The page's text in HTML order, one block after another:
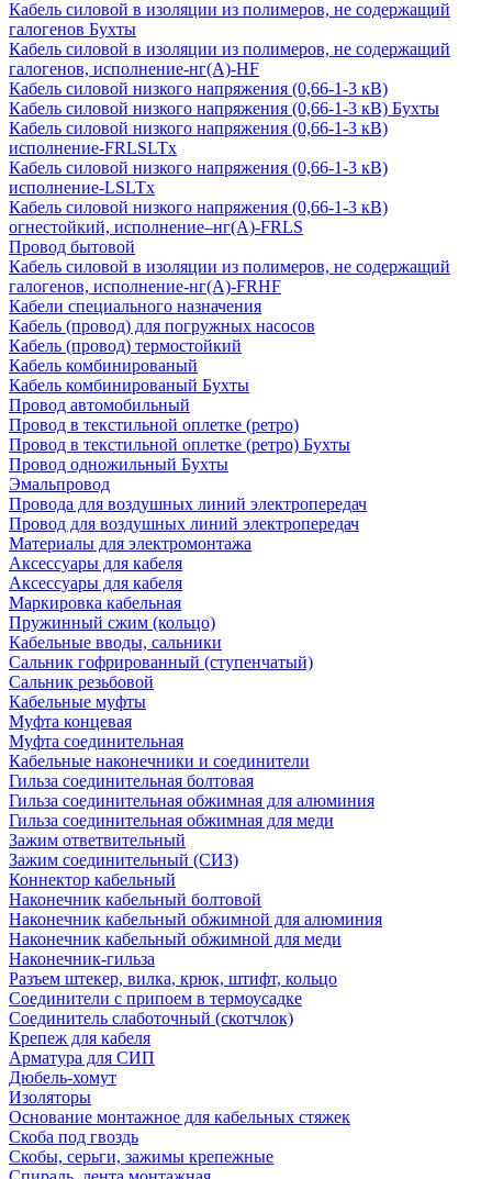
Кабель силовой в изоляции из полимеров, не содержащий
галогенов Бухты
Кабель силовой в изоляции из полимеров, не содержащий
галогенов, исполнение-нг(А)-HF
Кабель силовой низкого напряжения (0,66-1-3 кВ)
Кабель силовой низкого напряжения (0,66-1-3 кВ) Бухты
Кабель силовой низкого напряжения (0,66-1-3 кВ)
исполнение-FRLSLTx
Кабель силовой низкого напряжения (0,66-1-3 кВ)
исполнение-LSLTx
Кабель силовой низкого напряжения (0,66-1-3 кВ)
огнестойкий, исполнение–нг(А)-FRLS
Провод бытовой
Кабель силовой в изоляции из полимеров, не содержащий
галогенов, исполнение-нг(А)-FRHF
Кабели специального назначения
Кабель (провод) для погружных насосов
Кабель (провод) термостойкий
Кабель комбинированый
Кабель комбинированый Бухты
Провод автомобильный
Провод в текстильной оплетке (ретро)
Провод в текстильной оплетке (ретро) Бухты
Провод одножильный Бухты
Эмальпровод
Провода для воздушных линий электропередач
Провод для воздушных линий электропередач
Материалы для электромонтажа
Аксессуары для кабеля
Аксессуары для кабеля
Маркировка кабельная
Пружинный сжим (кольцо)
Кабельные вводы, сальники
Сальник гофрированный (ступенчатый)
Сальник резьбовой
Кабельные муфты
Муфта концевая
Муфта соединительная
Кабельные наконечники и соединители
Гильза соединительная болтовая
Гильза соединительная обжимная для алюминия
Гильза соединительная обжимная для меди
Зажим ответвительный
Зажим соединительный (СИЗ)
Коннектор кабельный
Наконечник кабельный болтовой
Наконечник кабельный обжимной для алюминия
Наконечник кабельный обжимной для меди
Наконечник-гильза
Разъем штекер, вилка, крюк, штифт, кольцо
Соединители с припоем в термоусадке
Соединитель слаботочный (скотчлок)
Крепеж для кабеля
Арматура для СИП
Дюбель-хомут
Изоляторы
Основание монтажное для кабельных стяжек
Скоба под гвоздь
Скобы, серьги, зажимы крепежные